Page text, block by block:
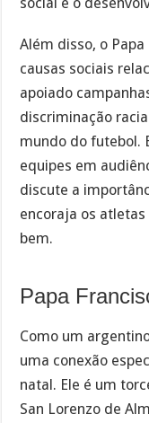
Além disso, o
causas sociais
apoiado
discriminação
mundo do futebol.
equipes em
discute a
encoraja os
bem.
Papa
Como um
uma conexão
natal. Ele é um
San Lorenzo de